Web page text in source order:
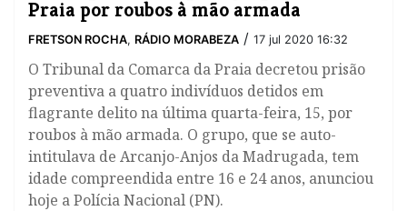
Praia por roubos à mão armada
FRETSON ROCHA, RÁDIO MORABEZA / 17 jul 2020 16:32
O Tribunal da Comarca da Praia decretou prisão
preventiva a quatro indivíduos detidos em
flagrante delito na última quarta-feira, 15, por
roubos à mão armada. O grupo, que se auto-
intitulava de Arcanjo-Anjos da Madrugada, tem
idade compreendida entre 16 e 24 anos, anunciou
hoje a Polícia Nacional (PN).